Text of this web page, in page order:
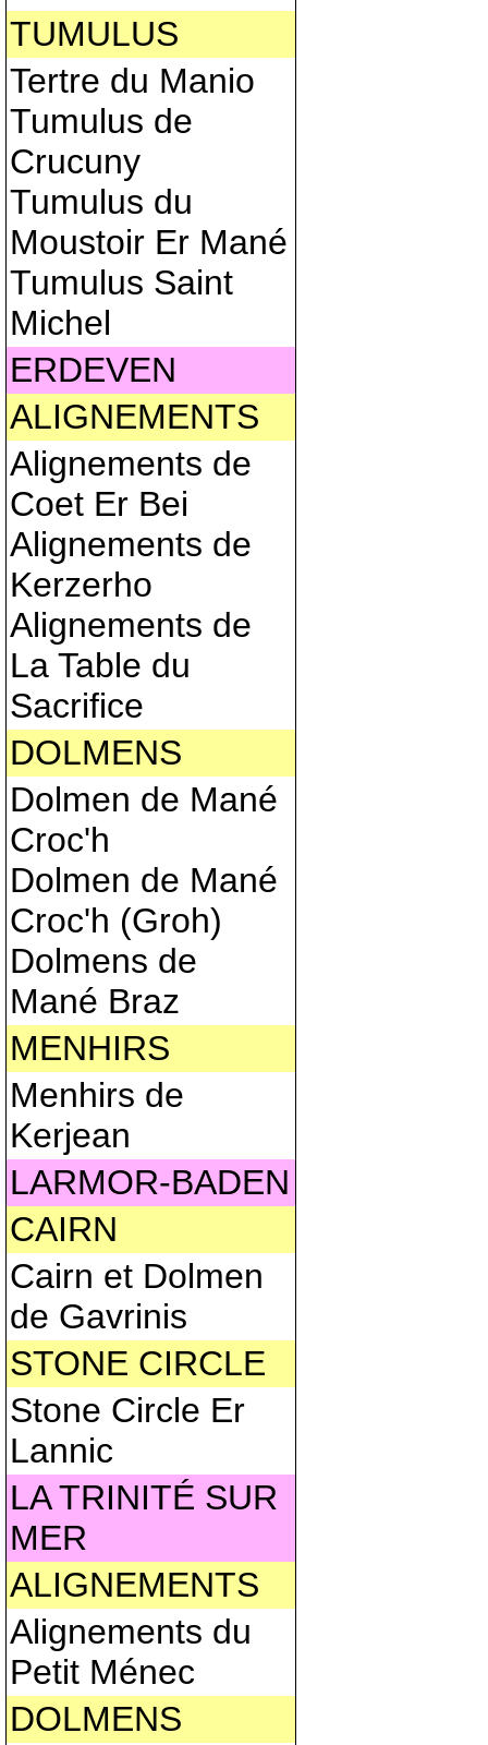
TUMULUS
Tertre du Manio
Tumulus de
Crucuny
Tumulus du
Moustoir Er Mané
Tumulus Saint
Michel
ERDEVEN
ALIGNEMENTS
Alignements de
Coet Er Bei
Alignements de
Kerzerho
Alignements de
La Table du
Sacrifice
DOLMENS
Dolmen de Mané
Croc'h
Dolmen de Mané
Croc'h (Groh)
Dolmens de
Mané Braz
MENHIRS
Menhirs de
Kerjean
LARMOR-BADEN
CAIRN
Cairn et Dolmen
de Gavrinis
STONE CIRCLE
Stone Circle Er
Lannic
LA TRINITÉ SUR
MER
ALIGNEMENTS
Alignements du
Petit Ménec
DOLMENS